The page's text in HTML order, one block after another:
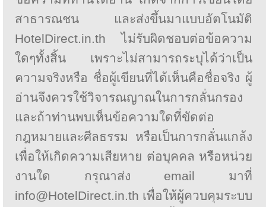
สาธารณชน และส่งขึ้นมาแบบอัตโนมัติ
HotelDirect.in.th ไม่รับผิดชอบต่อข้อความ
ใดๆทั้งสิ้น เพราะไม่สามารถระบุได้ว่าเป็น
ความจริงหรือ ชื่อผู้เขียนที่ได้เห็นคือชื่อจริง ผู้
อ่านจึงควรใช้วิจารณญาณในการกลั่นกรอง
และถ้าท่านพบเห็นข้อความใดที่ขัดต่อ
กฎหมายและศีลธรรม หรือเป็นการกลั่นแกล้ง
เพื่อให้เกิดความเสียหาย ต่อบุคคล หรือหน่วย
งานใด กรุณาส่ง email มาที่
info@HotelDirect.in.th เพื่อให้ผู้ควบคุมระบบ